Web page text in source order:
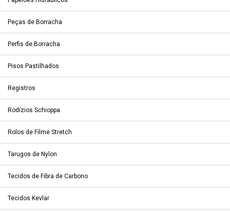
Peças de Borracha
Perfis de Borracha
Pisos Pastilhados
Registros
Rodízios Schioppa
Rolos de Filme Stretch
Tarugos de Nylon
Tecidos de Fibra de Carbono
Tecidos Kevlar